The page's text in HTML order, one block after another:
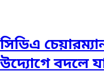
সিডিএ
উদ্যোগে বদলে